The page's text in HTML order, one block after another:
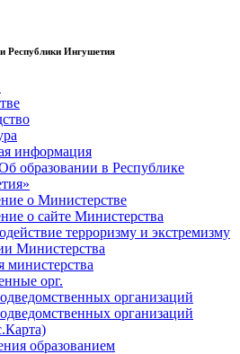
Республики Ингушетия
информация
образовании в Республике
о Министерстве
о сайте Министерства
терроризму и экстремизму
Министерства
министерства
орг.
организаций
организаций
образованием